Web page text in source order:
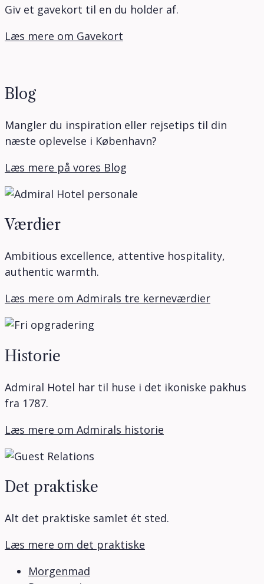
Giv et gavekort til en du holder af.
Læs mere om Gavekort
Blog
Mangler du inspiration eller rejsetips til din
næste oplevelse i København?
Læs mere på vores Blog
Værdier
Ambitious excellence, attentive hospitality,
authentic warmth.
Læs mere om Admirals tre kerneværdier
Historie
Admiral Hotel har til huse i det ikoniske pakhus
fra 1787.
Læs mere om Admirals historie
Det praktiske
Alt det praktiske samlet ét sted.
Læs mere om det praktiske
Morgenmad